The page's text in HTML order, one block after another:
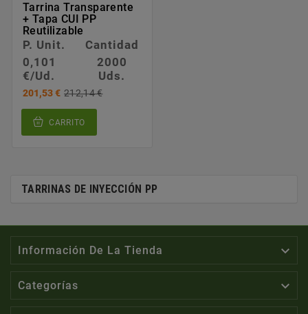
Tarrina Transparente
+ Tapa CUI PP
Reutilizable
P. Unit.
Cantidad
0,101
€/Ud.
2000
Uds.
201,53 € 212,14 €
CARRITO
TARRINAS DE INYECCIÓN PP
Información De La Tienda 
Categorías 